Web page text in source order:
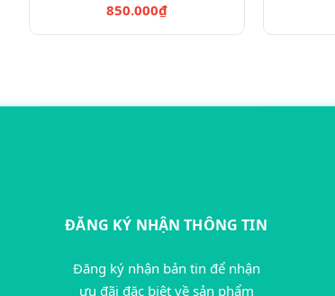
850.000₫
ĐĂNG KÝ NHẬN THÔNG TIN
Đăng ký nhận bản tin để nhận
ưu đãi đặc biệt về sản phẩm